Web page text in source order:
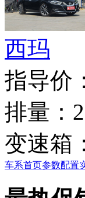
西玛
指导价：
排量：
变速箱：
车系首页参数配置